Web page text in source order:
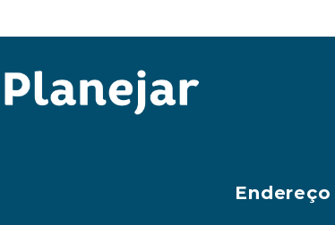
Endereço